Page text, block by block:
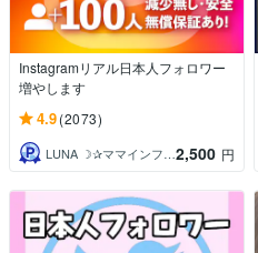
Instagramリアル日本人フォロワー
増やします
4.9(2073)
LUNA ☽✰ママインフルエンサー 2,500 円